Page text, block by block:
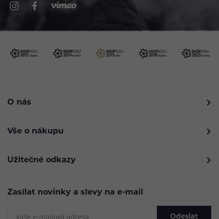
O nás
Vše o nákupu
Užitečné odkazy
Zasílat novinky a slevy na e-mail
Odeslat